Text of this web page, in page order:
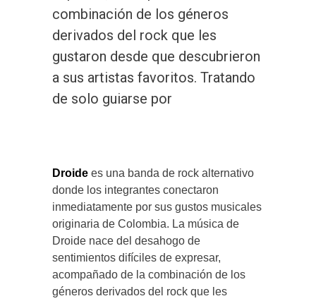
combinación de los géneros
derivados del rock que les
gustaron desde que descubrieron
a sus artistas favoritos. Tratando
de solo guiarse por
Droide es una banda de rock alternativo
donde los integrantes conectaron
inmediatamente por sus gustos musicales
originaria de Colombia. La música de
Droide nace del desahogo de
sentimientos difíciles de expresar,
acompañado de la combinación de los
géneros derivados del rock que les